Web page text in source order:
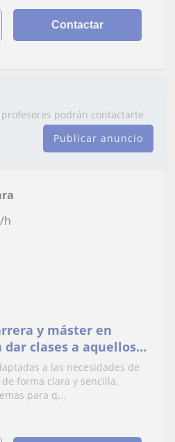
Contactar
podrán contactarte
Publicar anuncio
/h
y máster en
clases a aquellos
a las necesidades de
forma clara y sencilla,
para q...